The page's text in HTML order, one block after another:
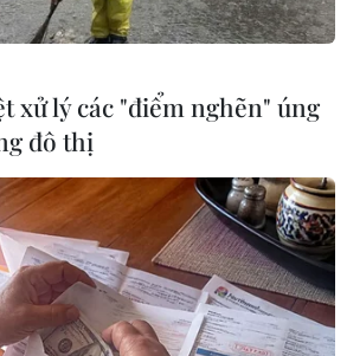
xử lý các "điểm nghẽn" úng
đô thị